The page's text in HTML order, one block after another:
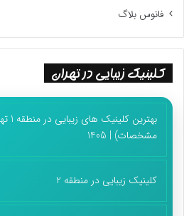
فانوس بلاگ
کلینیک زیبایی در تهران
مشخصات) | 1405
کلینیک زیبایی در منطقه 2